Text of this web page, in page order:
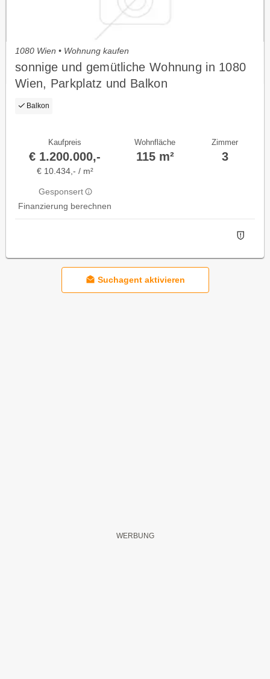
1080 Wien • Wohnung kaufen
sonnige und gemütliche Wohnung in 1080
Wien, Parkplatz und Balkon
Balkon
Kaufpreis
€ 1.200.000,-
€ 10.434,- / m²
Gesponsert
Finanzierung berechnen
Wohnfläche
115 m²
Zimmer
3
Suchagent aktivieren